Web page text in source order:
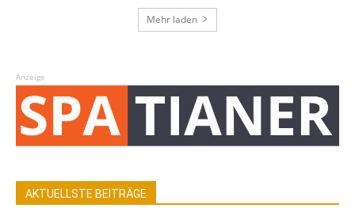
Mehr laden
Anzeige
AKTUELLSTE BEITRÄGE